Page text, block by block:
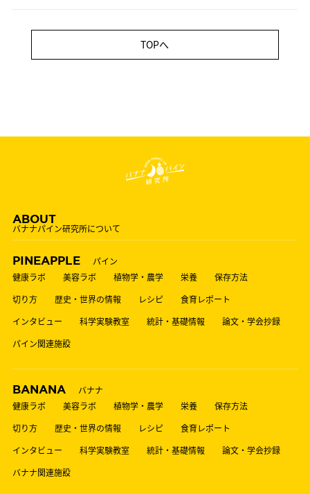
TOPへ
ABOUT
バナナパイン研究所について
PINEAPPLE
パイン
健康ラボ
美容ラボ 植物学・農学 栄養
保存方法
切り方
歴史・世界の情報 レシピ
食育レポート
インタビュー
科学実験教室 統計・基礎情報
論文・学会抄録
パイン関連施設
BANANA
バナナ
健康ラボ
美容ラボ 植物学・農学 栄養
保存方法
切り方
歴史・世界の情報 レシピ
食育レポート
インタビュー
科学実験教室 統計・基礎情報
論文・学会抄録
バナナ関連施設